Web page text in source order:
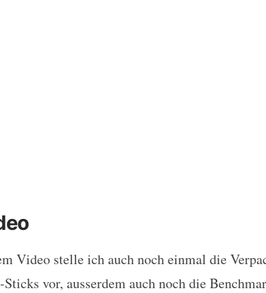
Video stelle ich auch noch einmal die
vor, ausserdem auch noch die